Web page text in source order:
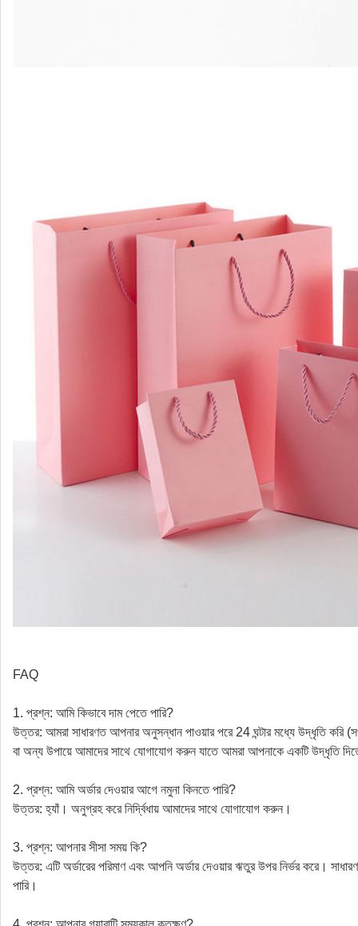
FAQ
1. প্রশ্ন: আমি কিভাবে দাম পেতে পারি?
উত্তর: আমরা সাধারণত আপনার অনুসন্ধান পাওয়ার পরে 24 ঘন্টার মধ্যে উদ্ধৃতি
বা অন্য উপায়ে আমাদের সাথে যোগাযোগ করুন যাতে আমরা আপনাকে একটি উদ্ধৃতি
2. প্রশ্ন: আমি অর্ডার দেওয়ার আগে নমুনা কিনতে পারি?
উত্তর: হ্যাঁ। অনুগ্রহ করে নির্দ্বিধায় আমাদের সাথে যোগাযোগ করুন।
3. প্রশ্ন: আপনার সীসা সময় কি?
উত্তর: এটি অর্ডারের পরিমাণ এবং আপনি অর্ডার দেওয়ার ঋতুর উপর নির্ভর করে।
পারি।